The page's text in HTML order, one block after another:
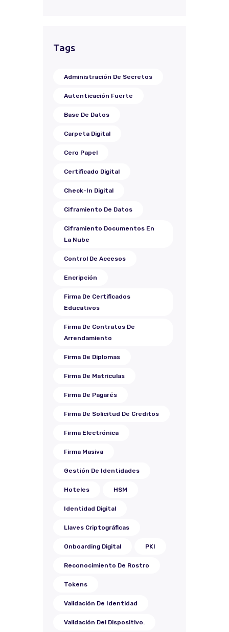
Tags
Administración De Secretos
Autenticación Fuerte
Base De Datos
Carpeta Digital
Cero Papel
Certificado Digital
Check-In Digital
Ciframiento De Datos
Ciframiento Documentos En
La Nube
Control De Accesos
Encripción
Firma De Certificados
Educativos
Firma De Contratos De
Arrendamiento
Firma De Diplomas
Firma De Matriculas
Firma De Pagarés
Firma De Solicitud De Creditos
Firma Electrónica
Firma Masiva
Gestión De Identidades
Hoteles HSM
Identidad Digital
Llaves Criptográficas
Onboarding Digital PKI
Reconocimiento De Rostro
Tokens
Validación De Identidad
Validación Del Dispositivo.